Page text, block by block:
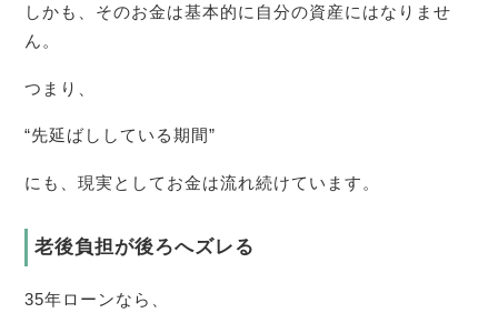
しかも、そのお金は基本的に自分の資産にはなりませ
ん。
つまり、
“先延ばししている期間”
にも、現実としてお金は流れ続けています。
老後負担が後ろへズレる
35年ローンなら、